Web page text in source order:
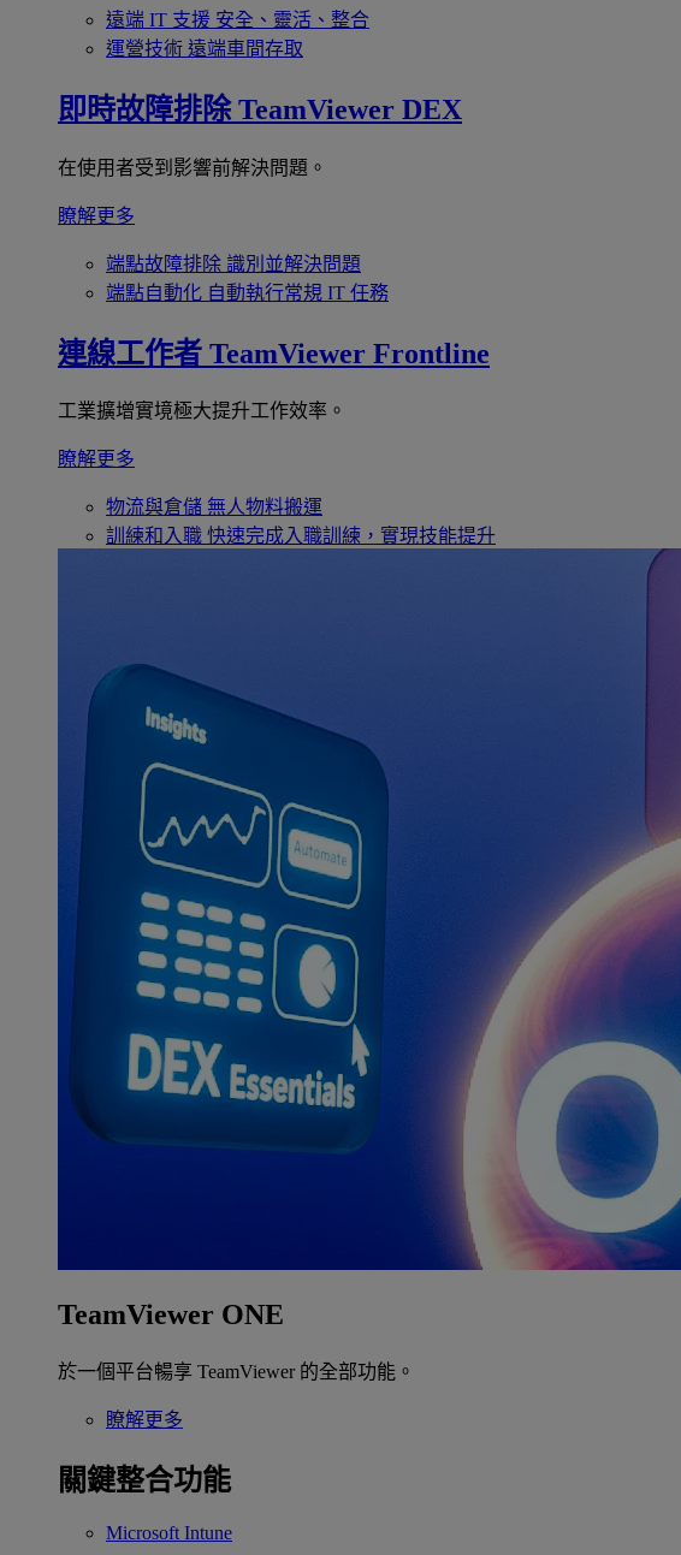
遠端 IT 支援 安全、靈活、整合
運營技術 遠端車間存取
即時故障排除 TeamViewer DEX
在使用者受到影響前解決問題。
瞭解更多
端點故障排除 識別並解決問題
端點自動化 自動執行常規 IT 任務
連線工作者 TeamViewer Frontline
工業擴增實境極大提升工作效率。
瞭解更多
物流與倉儲 無人物料搬運
訓練和入職 快速完成入職訓練，實現技能提升
TeamViewer ONE
於一個平台暢享 TeamViewer 的全部功能。
瞭解更多
關鍵整合功能
Microsoft Intune